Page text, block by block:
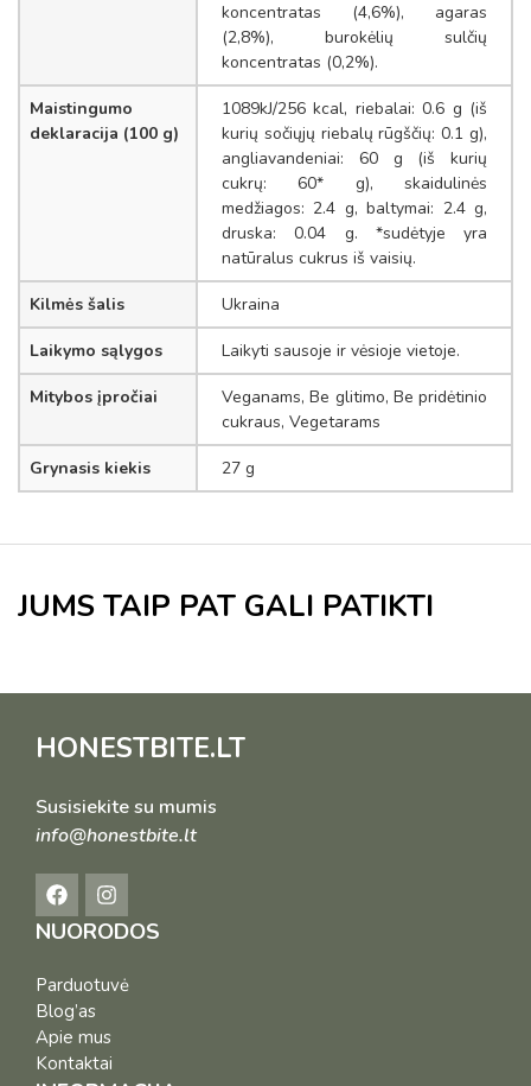
koncentratas (4,6%), agaras
(2,8%), burokėlių sulčių
koncentratas (0,2%).
Maistingumo
deklaracija (100 g)
1089kJ/256 kcal, riebalai: 0.6 g (iš
kurių sočiųjų riebalų rūgščių: 0.1 g),
angliavandeniai: 60 g (iš kurių
cukrų: 60* g), skaidulinės
medžiagos: 2.4 g, baltymai: 2.4 g,
druska: 0.04 g. *sudėtyje yra
natūralus cukrus iš vaisių.
Kilmės šalis Ukraina
Laikymo sąlygos Laikyti sausoje ir vėsioje vietoje.
Mitybos įpročiai
Veganams, Be glitimo, Be pridėtinio
cukraus, Vegetarams
Grynasis kiekis 27 g
JUMS TAIP PAT GALI PATIKTI
HONESTBITE.LT
Susisiekite su mumis
info@honestbite.lt
NUORODOS
Parduotuvė
Blog’as
Apie mus
Kontaktai